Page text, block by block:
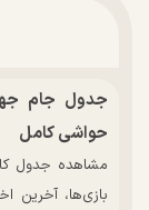
حواشی کامل
بازی‌ها، آخرین